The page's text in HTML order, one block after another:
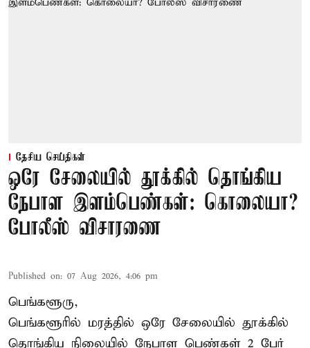
தேசிய செய்திகள்
ஒரே சேலையில் தூக்கில் தொங்கிய
நேபாள இளம்பெண்கள்: கொலையா?
போலீஸ் விசாரணை
Published on: 07 Aug 2026, 4:06 pm
பெங்களூரு,
பெங்களூரில் மரத்தில் ஒரே சேலையில் தூக்கில்
தொங்கிய நிலையில் நேபாள பெண்கள் 2 பேர்